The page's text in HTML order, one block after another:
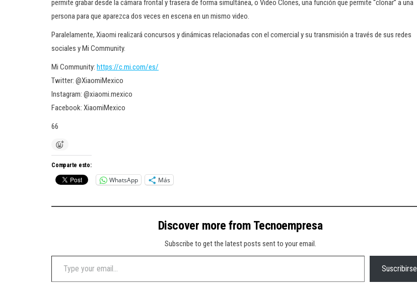
permite grabar desde la cámara frontal y trasera de forma simultánea, o Video Clones, una función que permite “clonar” a una
persona para que aparezca dos veces en escena en un mismo video.
Paralelamente, Xiaomi realizará concursos y dinámicas relacionadas con el comercial y su transmisión a través de sus redes
sociales y Mi Community.
Mi Community: https://c.mi.com/es/
Twitter: @XiaomiMexico
Instagram: @xiaomi.mexico
Facebook: XiaomiMexico
66
Comparte esto:
WhatsApp Más
Discover more from Tecnoempresa
Subscribe to get the latest posts sent to your email.
Type your email…
Suscribirse